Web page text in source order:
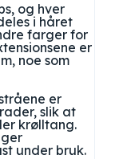
og hver
i håret
farger for
er
noe som
er
slik at
krølltang.
under bruk.